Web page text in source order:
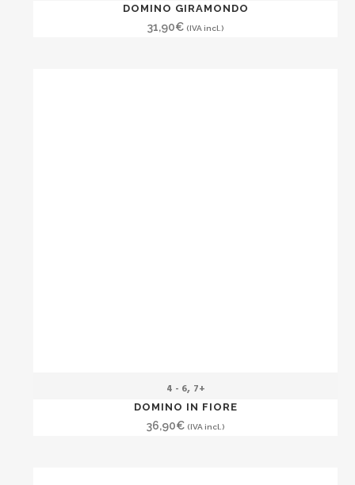
DOMINO GIRAMONDO
31,90€ (IVA incl.)
4 - 6, 7+
DOMINO IN FIORE
36,90€ (IVA incl.)